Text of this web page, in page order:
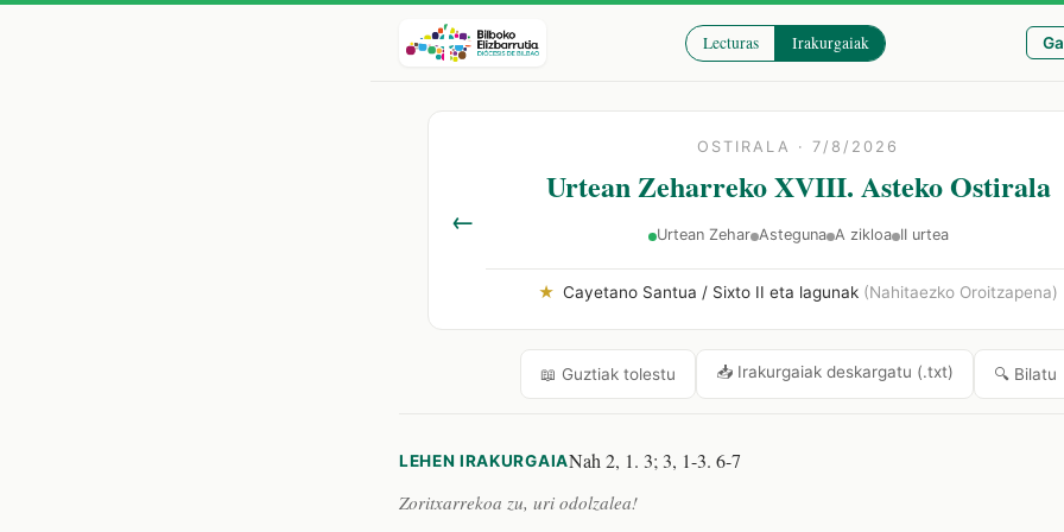
Lecturas Irakurgaiak
←
OSTIRALA · 7/8/2026
Urtean Zeharreko XVIII. Asteko Ostirala
Urtean Zehar Asteguna A zikloa II urtea
★ Cayetano Santua / Sixto II eta lagunak (Nahitaezko Oroitzapena)
📖 Guztiak tolestu 📥 Irakurgaiak deskargatu (.txt) 🔍 Bilatu
LEHEN IRAKURGAIANah 2, 1. 3; 3, 1-3. 6-7
Zoritxarrekoa zu, uri odolzalea!